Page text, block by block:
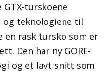
GTX-turskoene
og teknologiene til
en rask tursko som er
Den har ny GORE-
og et lavt snitt som